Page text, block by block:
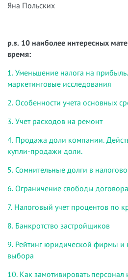
Яна Польских
p.s. 10 наиболее интересных
время:
1. Уменьшение налога на
маркетинговые исследования
2. Особенности учета основных
3. Учет расходов на ремонт
4. Продажа доли компании.
купли-продажи доли.
5. Сомнительные долги в
6. Ограничение свободы договора
7. Налоговый учет процентов по
8. Банкротство застройщиков
9. Рейтинг юридической фирмы и
выбора
10. Как замотивировать